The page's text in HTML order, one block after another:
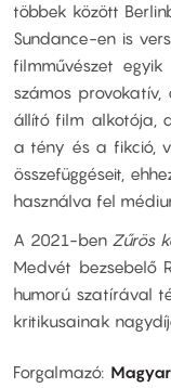
többek között
Sundance-en is
filmművészet
számos
állító film alkotója,
a tény és a fikció,
összefüggéseit,
használva fel
A 2021-ben Zűrös
Medvét bezsebelő
humorú szatírával
kritikusainak
Forgalmazó